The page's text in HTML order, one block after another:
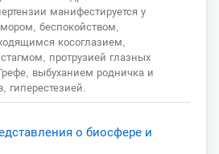
манифестируется у
беспокойством,
косоглазием,
протрузией глазных
выбуханием родничка и
гиперестезией.
о биосфере и